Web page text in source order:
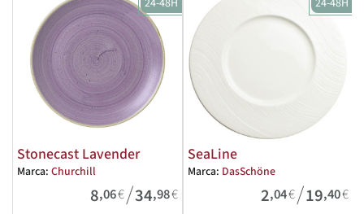
Stonecast Lavender
Marca: Churchill
8,06€/34,98€
SeaLine
Marca: DasSchöne
2,04€/19,40€